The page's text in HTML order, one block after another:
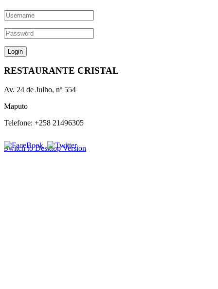
RESTAURANTE CRISTAL
Av. 24 de Julho, nº 554
Maputo
Telefone: +258 21496305
Switch to Desktop Version